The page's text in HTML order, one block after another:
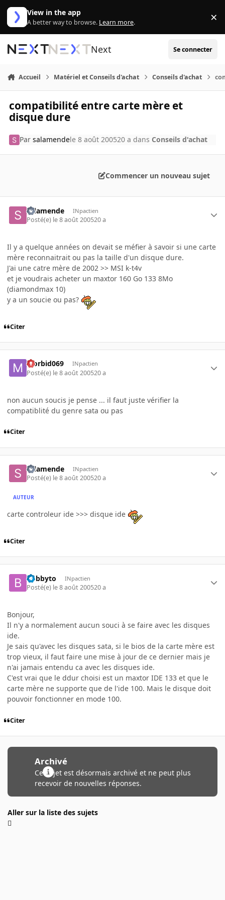
Aller au contenu
View in the app
A better way to browse. Learn more. ×
Next Se connecter
Accueil Matériel et Conseils d'achat Conseils d'achat
compatibilité entre carte mère et
disque dure
Parsalamendele 8 août 200520 a dans Conseils d'achat
Commencer un nouveau sujet
salamende INpactien
Posté(e) le 8 août 200520 a
Il y a quelque années on devait se méfier à savoir si une carte
mère reconnaitrait ou pas la taille d'un disque dure.
J'ai une catre mère de 2002 >> MSI k-t4v
et je voudrais acheter un maxtor 160 Go 133 8Mo
(diamondmax 10)
y a un soucie ou pas?
Citer
Morbid069 INpactien
Posté(e) le 8 août 200520 a
non aucun soucis je pense ... il faut juste vérifier la
compatiblité du genre sata ou pas
Citer
salamende INpactien
Posté(e) le 8 août 200520 a
AUTEUR
carte controleur ide >>> disque ide
Citer
bobbyto INpactien
Posté(e) le 8 août 200520 a
Bonjour,
Il n'y a normalement aucun souci à se faire avec les disques
ide.
Je sais qu'avec les disques sata, si le bios de la carte mère est
trop vieux, il faut faire une mise à jour de ce dernier mais je
n'ai jamais entendu ca avec les disques ide.
C'est vrai que le ddur choisi est un maxtor IDE 133 et que le
carte mère ne supporte que de l'ide 100. Mais le disque doit
pouvoir fonctionner en mode 100.
Citer
Archivé
Ce sujet est désormais archivé et ne peut plus
recevoir de nouvelles réponses.
Aller sur la liste des sujets